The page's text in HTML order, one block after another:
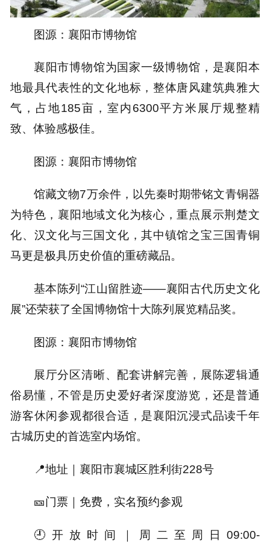
图源：襄阳市博物馆
襄阳市博物馆为国家一级博物馆，是襄阳本
地最具代表性的文化地标，整体唐风建筑典雅大
气， 占地185亩， 室内 6300平方米展厅规整精
致、体验感极佳。
图源：襄阳市博物馆
馆藏文物7万余件，以先秦时期带铭文青铜器
为特色，襄阳地域文化为核心，重点展示荆楚文
化、汉文化与三国文化，其中镇馆之宝三国青铜
马更是极具历史价值的重磅藏品。
基本陈列“江山留胜迹——襄阳古代历史文化
展”还荣获了全国博物馆十大陈列展览精品奖。
图源：襄阳市博物馆
展厅分区清晰、配套讲解完善，展陈逻辑通
俗易懂，不管是历史爱好者深度游览，还是普通
游客休闲参观都很合适，是襄阳沉浸式品读千年
古城历史的首选室内场馆。
📍地址｜ 襄阳市襄城区胜利街228号
🎫门票｜ 免费，实名预约参观
🕘 开放时间｜ 周二至周日09:00-